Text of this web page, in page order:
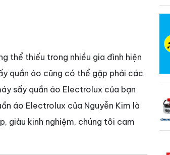
thể thiếu trong nhiều gia đình hiện
quần áo cũng có thể gặp phải các
sấy quần áo Electrolux của bạn
áo Electrolux của Nguyễn Kim là
giàu kinh nghiệm, chúng tôi cam